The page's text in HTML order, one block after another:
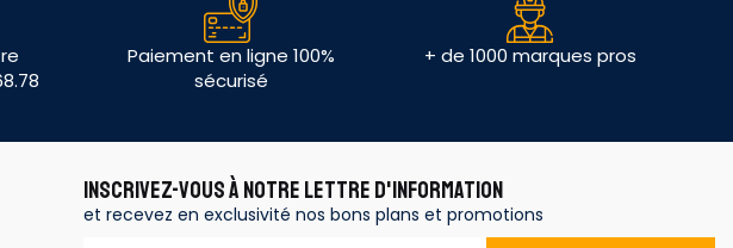
Paiement en ligne 100%
sécurisé
+ de 1000 marques pros
INSCRIVEZ-VOUS À NOTRE LETTRE D'INFORMATION
et recevez en exclusivité nos bons plans et promotions